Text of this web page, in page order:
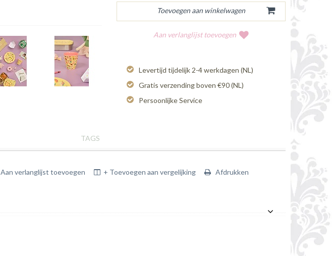
Aan verlanglijst toevoegen
Levertijd tijdelijk 2-4 werkdagen (NL)
Gratis verzending boven €90 (NL)
Persoonlijke Service
TAGS
Aan verlanglijst toevoegen + Toevoegen aan vergelijking Afdrukken